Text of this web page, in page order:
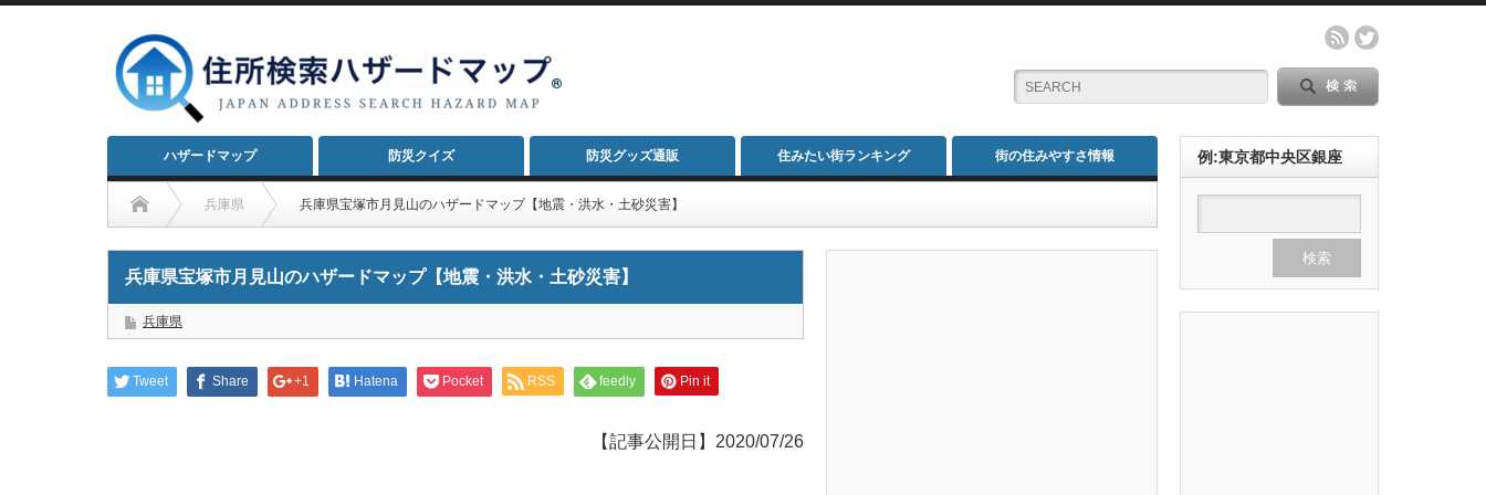
ハザードマップ 防災クイズ 防災グッズ通販 住みたい街ランキング 街の住みやすさ情報
兵庫県 兵庫県宝塚市月見山のハザードマップ【地震・洪水・土砂災害】
兵庫県宝塚市月見山のハザードマップ【地震・洪水・土砂災害】
兵庫県
Tweet Share +1 Hatena Pocket RSS feedly Pin it
【記事公開日】2020/07/26
例:東京都中央区銀座